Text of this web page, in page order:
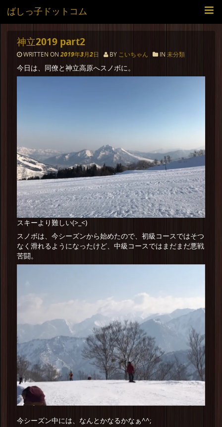
ばしっ子ドットコム
神立2019 part2
WRITTEN ON 2019年3月2日 BY こいちゃん IN 未分類
今日は、同僚と神立高原へスノボに。
スキーより難しい(>_<)
スノボは、今シーズンから始めたので、初級コースではそつ
なく滑れるようになったけど、中級コースではまだまだ悪戦
苦闘。
今シーズン中には、なんとかなるかなぁ^^;